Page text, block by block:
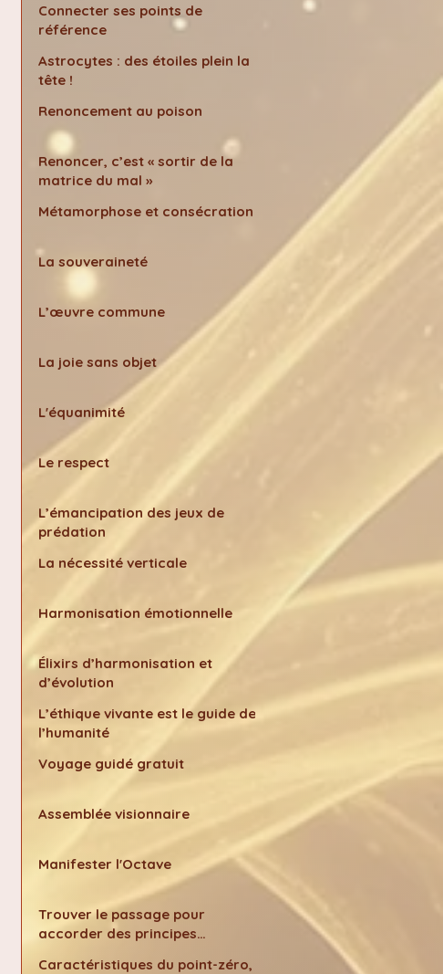
Connecter ses points de
référence
Astrocytes : des étoiles plein la
tête !
Renoncement au poison
Renoncer, c’est « sortir de la
matrice du mal »
Métamorphose et consécration
La souveraineté
L’œuvre commune
La joie sans objet
L'équanimité
Le respect
L’émancipation des jeux de
prédation
La nécessité verticale
Harmonisation émotionnelle
Élixirs d’harmonisation et
d’évolution
L’éthique vivante est le guide de
l’humanité
Voyage guidé gratuit
Assemblée visionnaire
Manifester l'Octave
Trouver le passage pour
accorder des principes
Caractéristiques du point-zéro,